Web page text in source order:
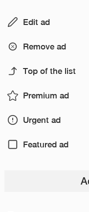
Edit ad
Remove ad
Top of the list
Premium ad
Urgent ad
Featured ad